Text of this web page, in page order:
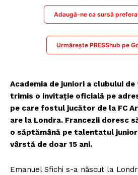
Adaugă-ne ca sursă
Urmărește PRESShub pe
Academia de juniori a clubului de
trimis o invitație oficială pe
pe care fostul jucător de la FC
are la Londra. Francezii doresc
o săptămână pe talentatul junior
vârstă de doar 15 ani.
Emanuel Sfichi s-a născut la